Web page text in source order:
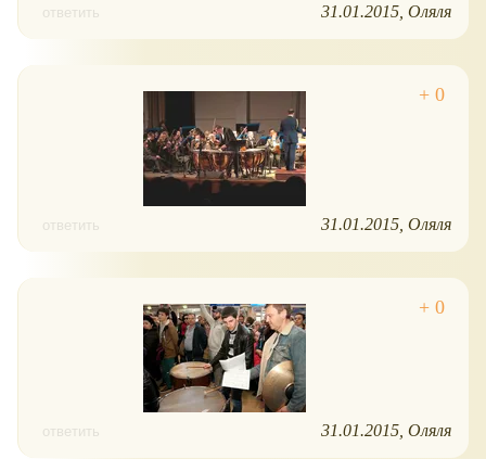
ответить 31.01.2015 Оляля
ответить 31.01.2015 Оляля
ответить 31.01.2015 Оляля